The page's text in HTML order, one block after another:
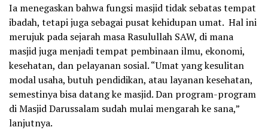
Ia menegaskan bahwa fungsi masjid tidak sebatas tempat
ibadah, tetapi juga sebagai pusat kehidupan umat. Hal ini
merujuk pada sejarah masa Rasulullah SAW, di mana
masjid juga menjadi tempat pembinaan ilmu, ekonomi,
kesehatan, dan pelayanan sosial. “Umat yang kesulitan
modal usaha, butuh pendidikan, atau layanan kesehatan,
semestinya bisa datang ke masjid. Dan program-program
di Masjid Darussalam sudah mulai mengarah ke sana,”
lanjutnya.